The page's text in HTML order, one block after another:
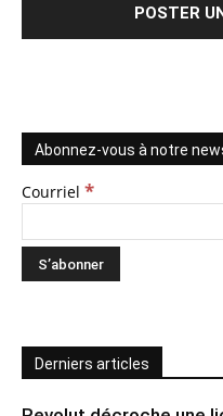
Abonnez-vous à notre
Courriel *
Derniers articles